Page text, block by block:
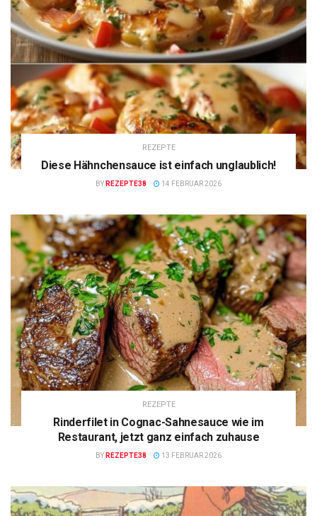
REZEPTE
Diese Hähnchensauce ist einfach unglaublich!
BY REZEPTE38 14 FEBRUAR 2026
REZEPTE
Rinderfilet in Cognac-Sahnesauce wie im
Restaurant, jetzt ganz einfach zuhause
BY REZEPTE38 13 FEBRUAR 2026